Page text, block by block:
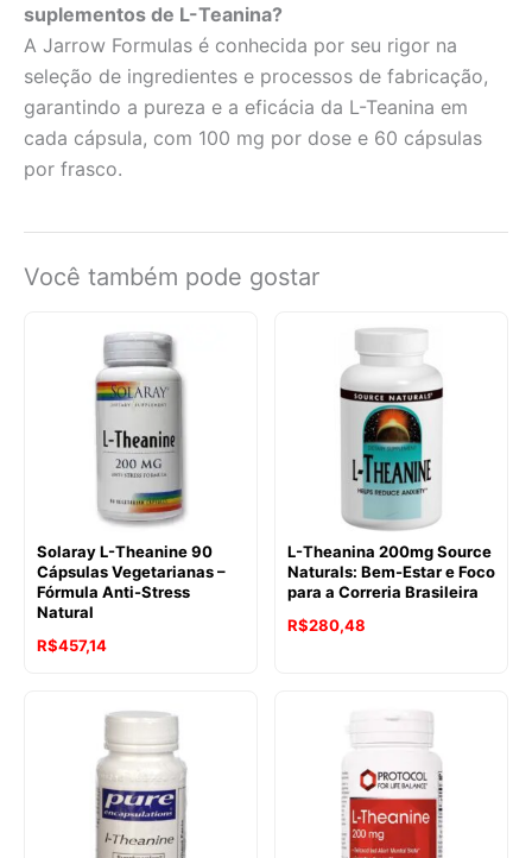
suplementos de L-Teanina?
A Jarrow Formulas é conhecida por seu rigor na
seleção de ingredientes e processos de fabricação,
garantindo a pureza e a eficácia da L-Teanina em
cada cápsula, com 100 mg por dose e 60 cápsulas
por frasco.
Você também pode gostar
Solaray L-Theanine 90
Cápsulas Vegetarianas –
Fórmula Anti-Stress
Natural
R$457,14
L-Theanina 200mg Source
Naturals: Bem-Estar e Foco
para a Correria Brasileira
R$280,48